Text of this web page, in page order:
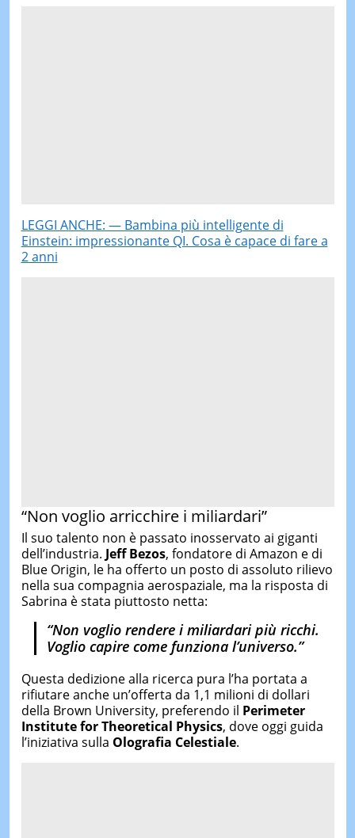
LEGGI ANCHE: — Bambina più intelligente di
Einstein: impressionante QI. Cosa è capace di fare a
2 anni
“Non voglio arricchire i miliardari”
Il suo talento non è passato inosservato ai giganti
dell’industria. Jeff Bezos, fondatore di Amazon e di
Blue Origin, le ha offerto un posto di assoluto rilievo
nella sua compagnia aerospaziale, ma la risposta di
Sabrina è stata piuttosto netta:
“Non voglio rendere i miliardari più ricchi.
Voglio capire come funziona l’universo.”
Questa dedizione alla ricerca pura l’ha portata a
rifiutare anche un’offerta da 1,1 milioni di dollari
della Brown University, preferendo il Perimeter
Institute for Theoretical Physics, dove oggi guida
l’iniziativa sulla Olografia Celestiale.